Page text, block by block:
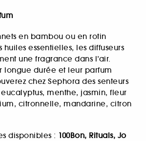
en bambou ou en rotin
huiles essentielles, les diffuseurs
une fragrance dans l’air.
longue durée et leur parfum
chez Sephora des senteurs
menthe, jasmin, fleur
citronnelle, mandarine, citron
disponibles : 100Bon, Rituals, Jo